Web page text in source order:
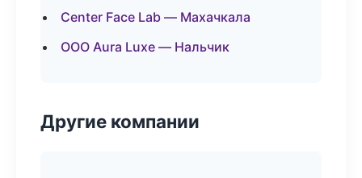
Center Face Lab — Махачкала
ООО Aura Luxe — Нальчик
Другие компании